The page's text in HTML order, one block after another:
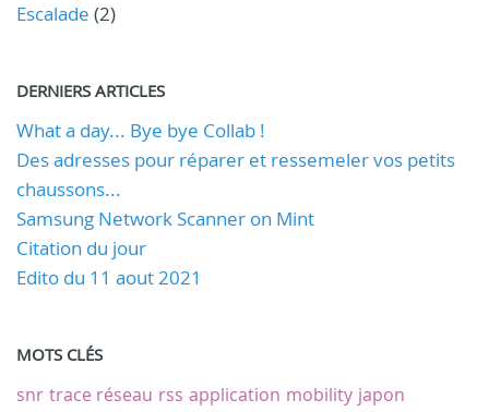
Escalade (2)
DERNIERS ARTICLES
What a day... Bye bye Collab !
Des adresses pour réparer et ressemeler vos petits
chaussons...
Samsung Network Scanner on Mint
Citation du jour
Edito du 11 aout 2021
MOTS CLÉS
snr trace réseau rss application mobility japon